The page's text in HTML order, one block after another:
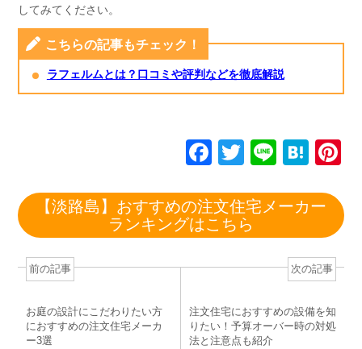
してみてください。
こちらの記事もチェック！
ラフェルムとは？口コミや評判などを徹底解説
F
c
e
o
k
T
tt
er
Li
e
H
e
n
a
e
【淡路島】おすすめの注文住宅メーカー
ランキングはこちら
前の記事
お庭の設計にこだわりたい方
におすすめの注文住宅メーカ
ー3選
次の記事
注文住宅におすすめの設備を知
りたい！予算オーバー時の対処
法と注意点も紹介